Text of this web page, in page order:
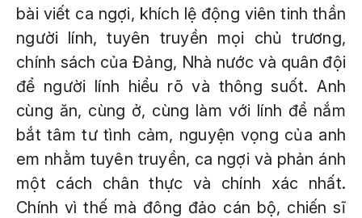
bài viết ca ngợi, khích lệ động viên tinh thần
người lính, tuyên truyền mọi chủ trương,
chính sách của Đảng, Nhà nước và quân đội
để người lính hiểu rõ và thông suốt. Anh
cùng ăn, cùng ở, cùng làm với lính để nắm
bắt tâm tư tình cảm, nguyện vọng của anh
em nhằm tuyên truyền, ca ngợi và phản ánh
một cách chân thực và chính xác nhất.
Chính vì thế mà đông đảo cán bộ, chiến sĩ